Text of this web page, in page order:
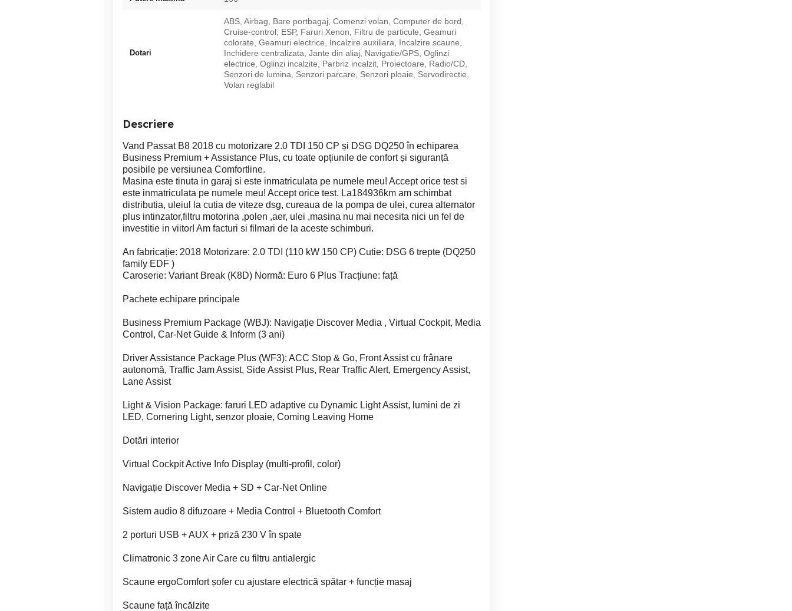
Dotari
ABS, Airbag, Bare portbagaj, Comenzi volan, Computer de bord,
Cruise-control, ESP, Faruri Xenon, Filtru de particule, Geamuri
colorate, Geamuri electrice, Incalzire auxiliara, Incalzire scaune,
Inchidere centralizata, Jante din aliaj, Navigatie/GPS, Oglinzi
electrice, Oglinzi incalzite, Parbriz incalzit, Proiectoare, Radio/CD,
Senzori de lumina, Senzori parcare, Senzori ploaie, Servodirectie,
Volan reglabil
Descriere
Vand Passat B8 2018 cu motorizare 2.0 TDI 150 CP și DSG DQ250 în echiparea
Business Premium + Assistance Plus, cu toate opțiunile de confort și siguranță
posibile pe versiunea Comfortline.
Masina este tinuta in garaj si este inmatriculata pe numele meu! Accept orice test si
este inmatriculata pe numele meu! Accept orice test. La184936km am schimbat
distributia, uleiul la cutia de viteze dsg, cureaua de la pompa de ulei, curea alternator
plus intinzator,filtru motorina ,polen ,aer, ulei ,masina nu mai necesita nici un fel de
investitie in viitor! Am facturi si filmari de la aceste schimburi.
An fabricație: 2018 Motorizare: 2.0 TDI (110 kW 150 CP) Cutie: DSG 6 trepte (DQ250
family EDF )
Caroserie: Variant Break (K8D) Normă: Euro 6 Plus Tracțiune: față
Pachete echipare principale
Business Premium Package (WBJ): Navigație Discover Media , Virtual Cockpit, Media
Control, Car-Net Guide & Inform (3 ani)
Driver Assistance Package Plus (WF3): ACC Stop & Go, Front Assist cu frânare
autonomă, Traffic Jam Assist, Side Assist Plus, Rear Traffic Alert, Emergency Assist,
Lane Assist
Light & Vision Package: faruri LED adaptive cu Dynamic Light Assist, lumini de zi
LED, Cornering Light, senzor ploaie, Coming Leaving Home
Dotări interior
Virtual Cockpit Active Info Display (multi-profil, color)
Navigație Discover Media + SD + Car-Net Online
Sistem audio 8 difuzoare + Media Control + Bluetooth Comfort
2 porturi USB + AUX + priză 230 V în spate
Climatronic 3 zone Air Care cu filtru antialergic
Scaune ergoComfort șofer cu ajustare electrică spătar + funcție masaj
Scaune față încălzite